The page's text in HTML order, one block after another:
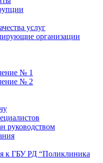
услуг
организации
№ 1
№ 2
руководством
к ГБУ РД “Поликлиника